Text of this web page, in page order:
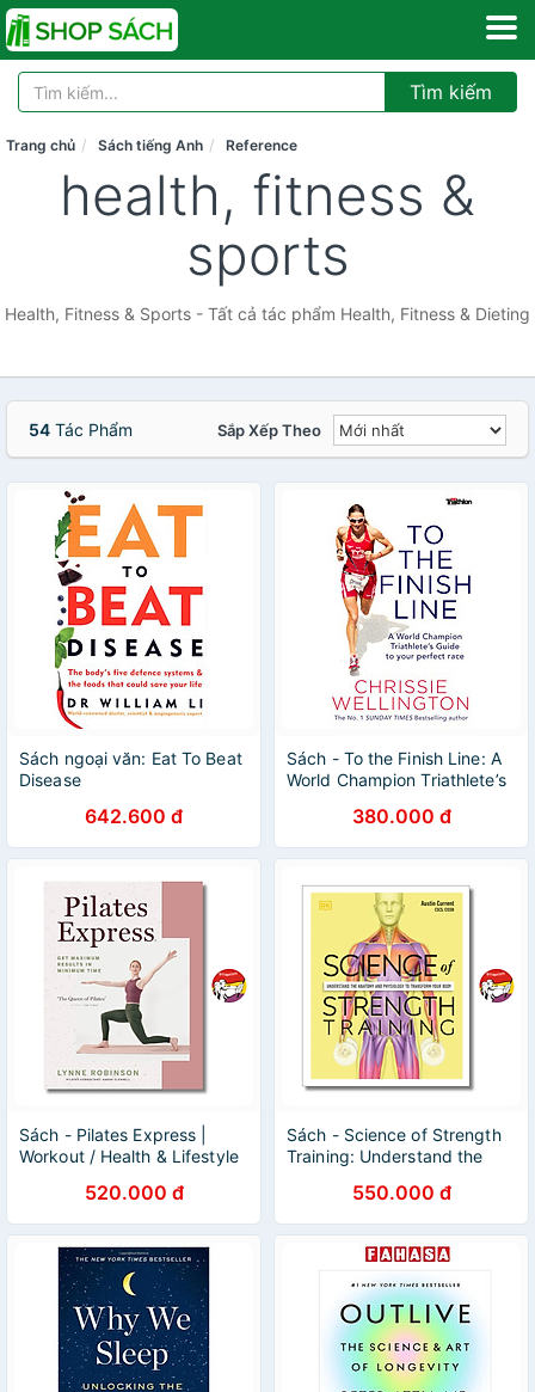
Tìm kiếm
Trang chủ Sách tiếng Anh Reference
health, fitness &
sports
Health, Fitness & Sports - Tất cả tác phẩm Health, Fitness & Dieting
54 Tác Phẩm Sắp Xếp Theo
Sách ngoại văn: Eat To Beat
Disease
642.600 đ
Sách - To the Finish Line: A
World Champion Triathlete’s
by Chrissie Wellington
380.000 đ
Sách - Pilates Express |
Workout / Health & Lifestyle
Rèn luyện Sức khỏe
520.000 đ
Sách - Science of Strength
Training: Understand the
Transform Your Body
550.000 đ